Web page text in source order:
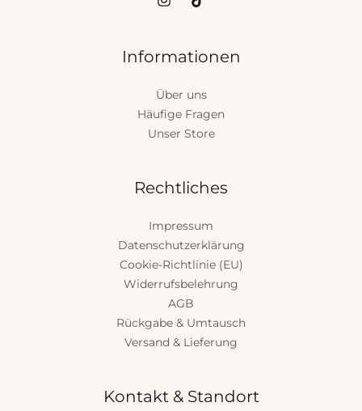
Informationen
Über uns
Häufige Fragen
Unser Store
Rechtliches
Impressum
Datenschutzerklärung
Cookie-Richtlinie (EU)
Widerrufsbelehrung
AGB
Rückgabe & Umtausch
Versand & Lieferung
Kontakt & Standort